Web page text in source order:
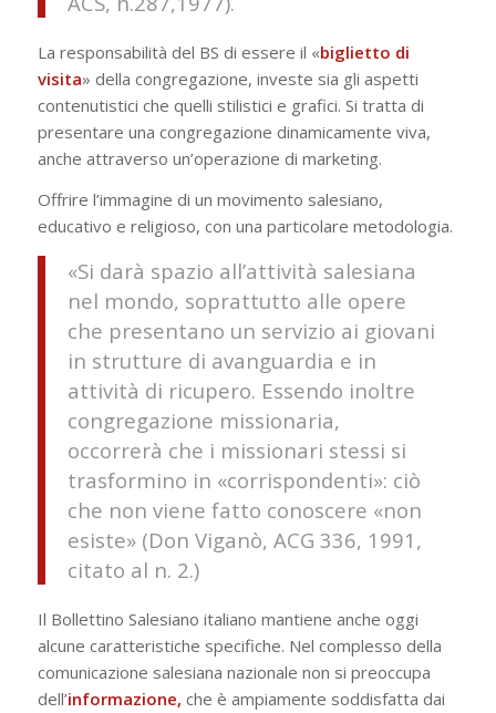
La responsabilità del BS di essere il «biglietto di
visita» della congregazione, investe sia gli aspetti
contenutistici che quelli stilistici e grafici. Si tratta di
presentare una congregazione dinamicamente viva,
anche attraverso un’operazione di marketing.
Offrire l’immagine di un movimento salesiano,
educativo e religioso, con una particolare metodologia.
«Si darà spazio all’attività salesiana
nel mondo, soprattutto alle opere
che presentano un servizio ai giovani
in strutture di avanguardia e in
attività di ricupero. Essendo inoltre
congregazione missionaria,
occorrerà che i missionari stessi si
trasformino in «corrispondenti»: ciò
che non viene fatto conoscere «non
esiste» (Don Viganò, ACG 336, 1991,
citato al n. 2.)
Il Bollettino Salesiano italiano mantiene anche oggi
alcune caratteristiche specifiche. Nel complesso della
comunicazione salesiana nazionale non si preoccupa
dell’informazione, che è ampiamente soddisfatta dai